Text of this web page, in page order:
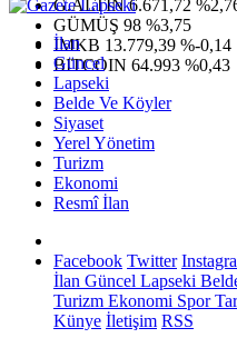
G.ALTIN6.671,72
GÜMÜŞ 98 %3,75
IMKB 13.779,39 %-0,14
BITCOIN 64.993 %0,43
İlan
Güncel
Lapseki
Belde Ve Köyler
Siyaset
Yerel Yönetim
Turizm
Ekonomi
Resmî İlan
Facebook Twitter
İlan Güncel Lapseki
Turizm Ekonomi Spor
Künye İletişim RSS